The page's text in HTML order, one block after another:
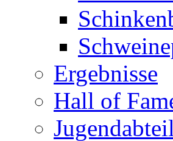
Ergebnisse
Hall of